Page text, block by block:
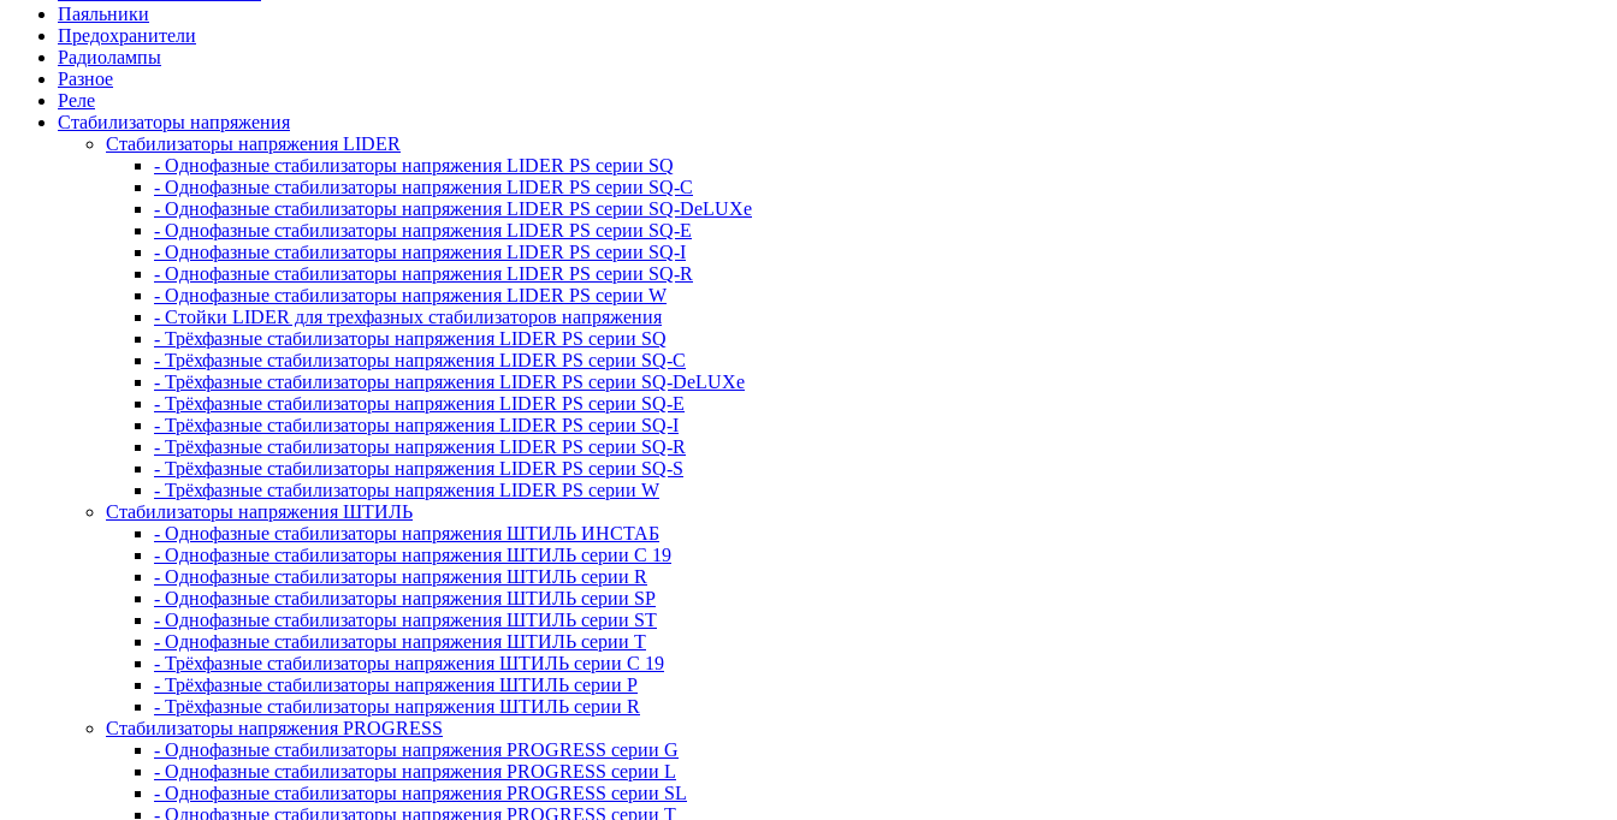
Паяльники
Предохранители
Радиолампы
Разное
Реле
Стабилизаторы напряжения
Стабилизаторы напряжения LIDER
- Однофазные стабилизаторы напряжения LIDER PS серии SQ
- Однофазные стабилизаторы напряжения LIDER PS серии SQ-C
- Однофазные стабилизаторы напряжения LIDER PS серии SQ-DeLUXe
- Однофазные стабилизаторы напряжения LIDER PS серии SQ-E
- Однофазные стабилизаторы напряжения LIDER PS серии SQ-I
- Однофазные стабилизаторы напряжения LIDER PS серии SQ-R
- Однофазные стабилизаторы напряжения LIDER PS серии W
- Стойки LIDER для трехфазных стабилизаторов напряжения
- Трёхфазные стабилизаторы напряжения LIDER PS серии SQ
- Трёхфазные стабилизаторы напряжения LIDER PS серии SQ-C
- Трёхфазные стабилизаторы напряжения LIDER PS серии SQ-DeLUXe
- Трёхфазные стабилизаторы напряжения LIDER PS серии SQ-E
- Трёхфазные стабилизаторы напряжения LIDER PS серии SQ-I
- Трёхфазные стабилизаторы напряжения LIDER PS серии SQ-R
- Трёхфазные стабилизаторы напряжения LIDER PS серии SQ-S
- Трёхфазные стабилизаторы напряжения LIDER PS серии W
Стабилизаторы напряжения ШТИЛЬ
- Однофазные стабилизаторы напряжения ШТИЛЬ ИНСТАБ
- Однофазные стабилизаторы напряжения ШТИЛЬ серии C 19
- Однофазные стабилизаторы напряжения ШТИЛЬ серии R
- Однофазные стабилизаторы напряжения ШТИЛЬ серии SP
- Однофазные стабилизаторы напряжения ШТИЛЬ серии ST
- Однофазные стабилизаторы напряжения ШТИЛЬ серии T
- Трёхфазные стабилизаторы напряжения ШТИЛЬ серии C 19
- Трёхфазные стабилизаторы напряжения ШТИЛЬ серии P
- Трёхфазные стабилизаторы напряжения ШТИЛЬ серии R
Стабилизаторы напряжения PROGRESS
- Однофазные стабилизаторы напряжения PROGRESS серии G
- Однофазные стабилизаторы напряжения PROGRESS серии L
- Однофазные стабилизаторы напряжения PROGRESS серии SL
- Однофазные стабилизаторы напряжения PROGRESS серии T